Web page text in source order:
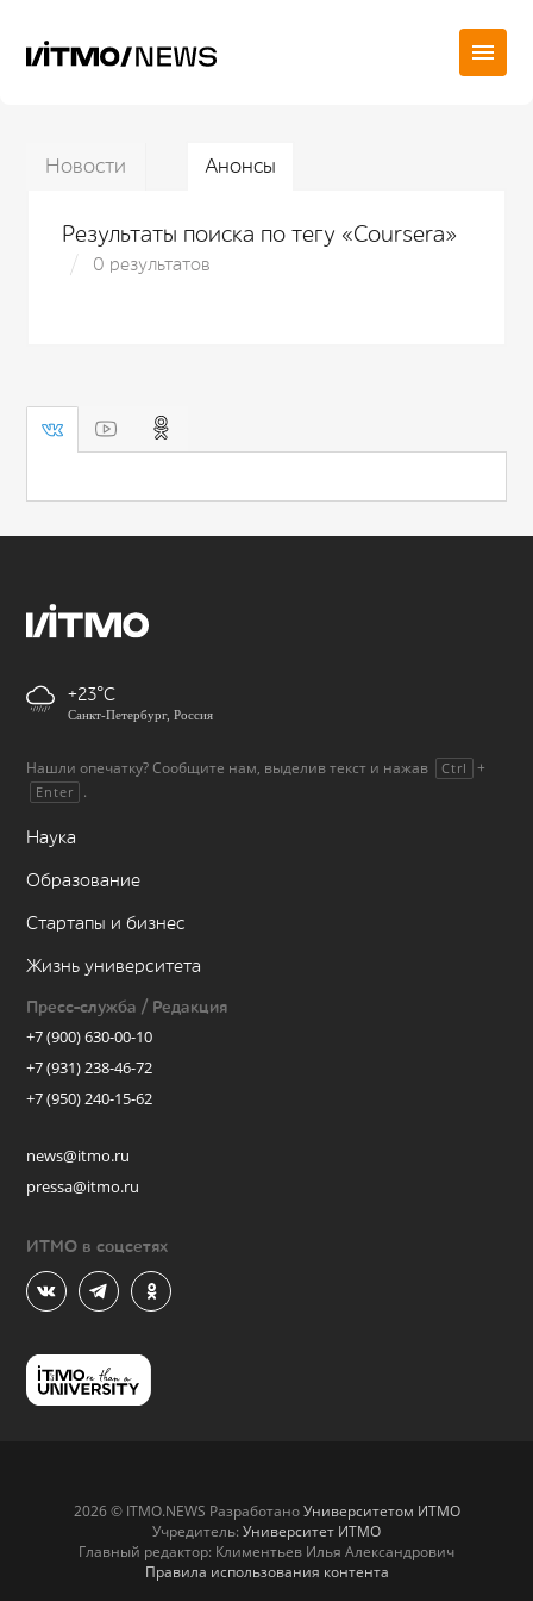
Новости Анонсы
Результаты поиска по тегу «Coursera»
0 результатов
+23
Санкт-Петербург, Россия
Нашли опечатку? Сообщите нам, выделив текст и нажав Ctrl +
Enter .
Наука
Образование
Стартапы и бизнес
Жизнь университета
Пресс-служба / Редакция
+7 (900) 630-00-10
+7 (931) 238-46-72
+7 (950) 240-15-62
news@itmo.ru
pressa@itmo.ru
ИТМО в соцсетях
2026 © ITMO.NEWS РазработаноУниверситетом ИТМО
Учредитель: Университет ИТМО
Главный редактор: Климентьев Илья Александрович
Правила использования контента